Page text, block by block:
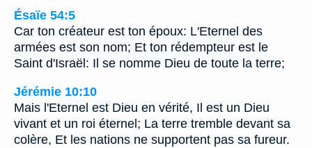
Ésaïe 54:5
Car ton créateur est ton époux: L'Eternel des
armées est son nom; Et ton rédempteur est le
Saint d'Israël: Il se nomme Dieu de toute la terre;
Jérémie 10:10
Mais l'Eternel est Dieu en vérité, Il est un Dieu
vivant et un roi éternel; La terre tremble devant sa
colère, Et les nations ne supportent pas sa fureur.